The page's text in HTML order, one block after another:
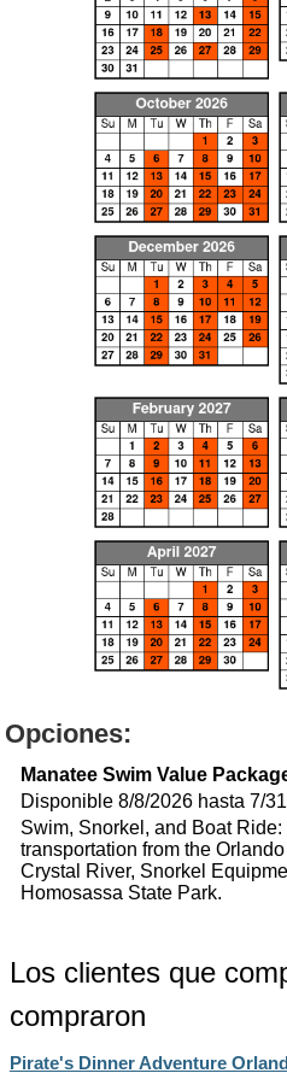
Opciones:
Manatee Swim Value
Disponible 8/8/2026 hasta 7/
Swim, Snorkel, and Boat
transportation from the
Crystal River, Snorkel
Homosassa State Park.
Los clientes que
compraron
Pirate's Dinner Adventure